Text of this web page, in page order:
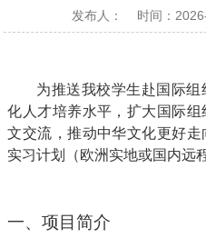
发布人： 时间：
为推送我校学生赴国际组
化人才培养水平，扩大国际
文交流 ，推动中华文化更好走
实习计划
（欧洲实地或国内远
一、项目简介